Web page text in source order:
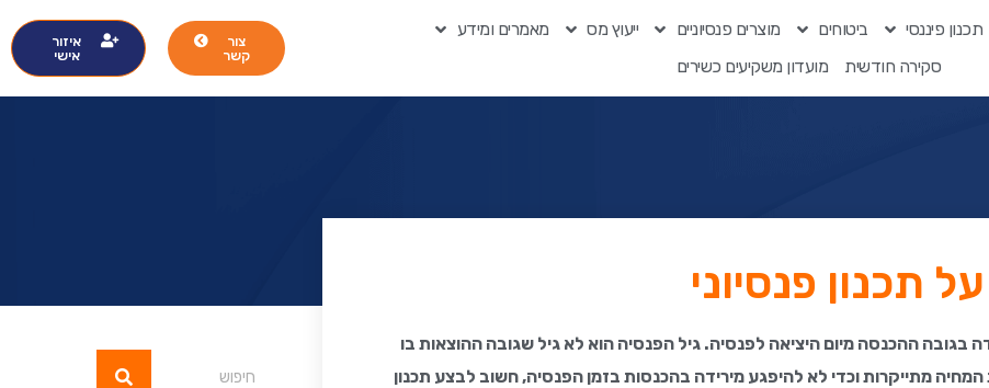
תכנון פיננסי ביטוחים מוצרים פנסיוניים ייעוץ מס
מאמרים ומידע
סקירה חודשית
מועדון משקיעים כשירים
צור
קשר
איזור
אישי
תכנון פנסיוני
בגובה ההכנסה מיום היציאה לפנסיה. גיל הפנסיה הוא לא גיל שגובה ההוצאות בו
מתייקרות וכדי לא להיפגע מירידה בהכנסות בזמן הפנסיה, חשוב לבצע תכנון